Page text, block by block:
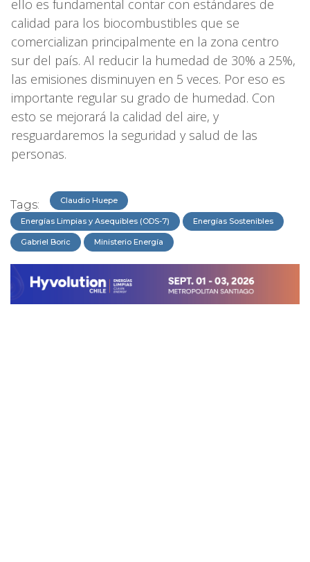
ello es fundamental contar con estándares de
calidad para los biocombustibles que se
comercializan principalmente en la zona centro
sur del país. Al reducir la humedad de 30% a 25%,
las emisiones disminuyen en 5 veces. Por eso es
importante regular su grado de humedad. Con
esto se mejorará la calidad del aire, y
resguardaremos la seguridad y salud de las
personas.
Tags: Claudio Huepe
Energías Limpias y Asequibles (ODS-7) Energías Sostenibles
Gabriel Boric Ministerio Energía